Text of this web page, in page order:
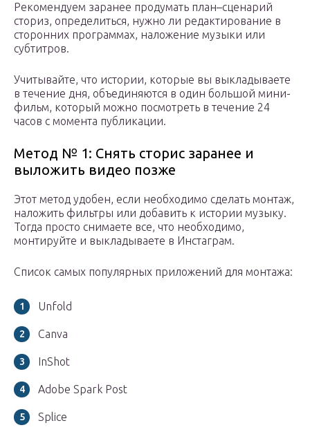
Рекомендуем заранее продумать план–сценарий
сториз, определиться, нужно ли редактирование в
сторонних программах, наложение музыки или
субтитров.
Учитывайте, что истории, которые вы выкладываете
в течение дня, объединяются в один большой мини-
фильм, который можно посмотреть в течение 24
часов с момента публикации.
Метод № 1: Снять сторис заранее и
выложить видео позже
Этот метод удобен, если необходимо сделать монтаж,
наложить фильтры или добавить к истории музыку.
Тогда просто снимаете все, что необходимо,
монтируйте и выкладываете в Инстаграм.
Cписок самых популярных приложений для монтажа:
Unfold
Сanva
InShot
Adobe Spark Post
Splice